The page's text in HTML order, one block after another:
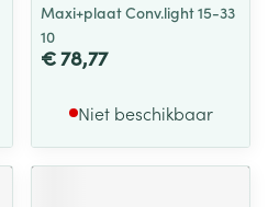
Maxi+plaat Conv.light 15-33
10
€ 78,77
Niet beschikbaar